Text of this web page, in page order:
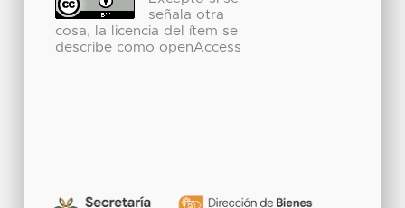
señala otra
cosa, la licencia del ítem se
describe como openAccess